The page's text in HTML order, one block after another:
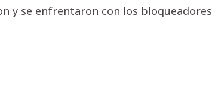
y se enfrentaron con los bloqueadores